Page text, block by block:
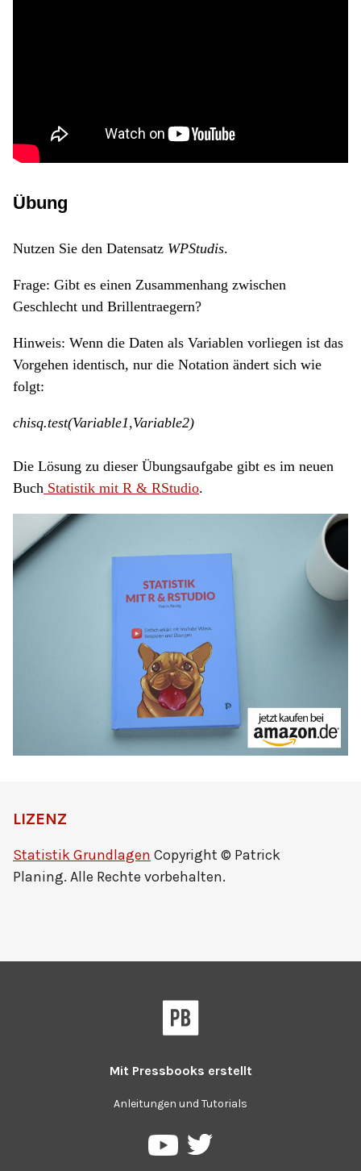
Übung
Nutzen Sie den Datensatz WPStudis.
Frage: Gibt es einen Zusammenhang zwischen
Geschlecht und Brillentraegern?
Hinweis: Wenn die Daten als Variablen vorliegen ist das
Vorgehen identisch, nur die Notation ändert sich wie
folgt:
chisq.test(Variable1,Variable2)
Die Lösung zu dieser Übungsaufgabe gibt es im neuen
Buch Statistik mit R & RStudio.
LIZENZ
Statistik Grundlagen Copyright © Patrick
Planing. Alle Rechte vorbehalten.
Mit Pressbooks erstellt
Anleitungen und Tutorials
PressbooksPressbooks